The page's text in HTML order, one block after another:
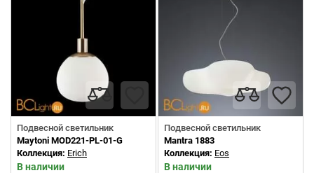
Подвесной светильник
Maytoni MOD221-PL-01-G
Коллекция: Erich
В наличии
Подвесной светильник
Mantra 1883
Коллекция: Eos
В наличии